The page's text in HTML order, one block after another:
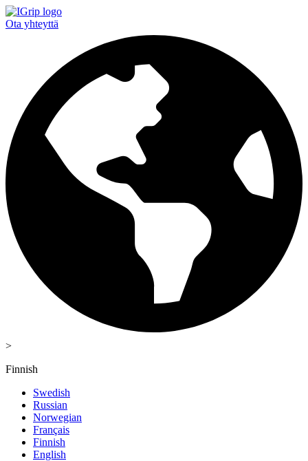
Ota yhteyttä
>
Finnish
Swedish
Russian
Norwegian
Français
Finnish
English